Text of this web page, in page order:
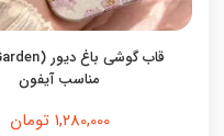
مناسب آیفون
1,280,000 تومان